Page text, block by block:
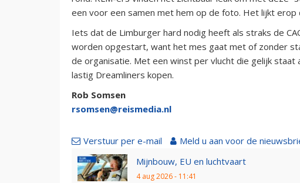
een voor een samen met hem op de foto. Het lijkt erop
Iets dat de Limburger hard nodig heeft als straks de
worden opgestart, want het mes gaat met of zonder
de organisatie. Met een winst per vlucht die gelijk
lastig Dreamliners kopen.
Rob Somsen
rsomsen@reismedia.nl
Verstuur per e-mail Meld u aan voor de
Mijnbouw, EU en luchtvaart
4 aug 2026 - 11:41